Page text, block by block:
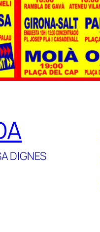
DIGNES